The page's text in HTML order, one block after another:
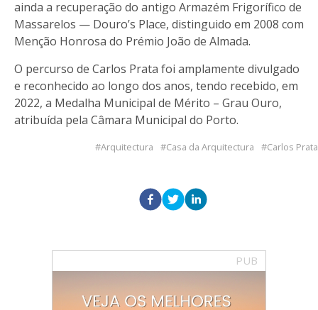
ainda a recuperação do antigo Armazém Frigorífico de
Massarelos — Douro’s Place, distinguido em 2008 com
Menção Honrosa do Prémio João de Almada.
O percurso de Carlos Prata foi amplamente divulgado
e reconhecido ao longo dos anos, tendo recebido, em
2022, a Medalha Municipal de Mérito – Grau Ouro,
atribuída pela Câmara Municipal do Porto.
Arquitectura Casa da Arquitectura Carlos Prata
PUB